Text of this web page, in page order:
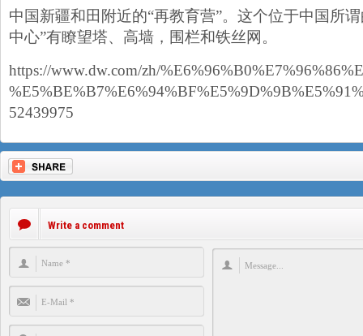
中国新疆和田附近的“再教育营”。这个位于中国所
中心”有瞭望塔、高墙，围栏和铁丝网。
https://www.dw.com/zh/
52439975
Write a comment